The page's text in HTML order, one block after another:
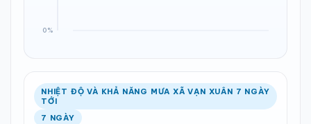
NHIỆT ĐỘ VÀ KHẢ NĂNG MƯA XÃ VẠN XUÂN 7 NGÀY
TỚI
7 NGÀY